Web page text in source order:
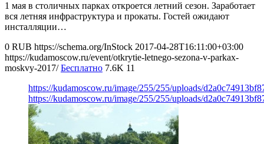
1 мая в столичных парках откроется летний сезон. Заработает
вся летняя инфраструктура и прокаты. Гостей ожидают
инсталляции…
0 RUB https://schema.org/InStock 2017-04-28T16:11:00+03:00
https://kudamoscow.ru/event/otkrytie-letnego-sezona-v-parkax-
moskvy-2017/ Бесплатно 7.6K 11
https://kudamoscow.ru/image/255/255/uploads/
https://kudamoscow.ru/image/255/255/uploads/